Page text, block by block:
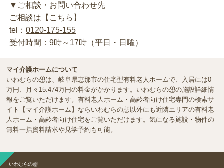
▼ご相談・お問い合わせ先
ご相談は【 こちら 】
tel： 0120-175-155
受付時間：9時～17時（平日・日曜）
マイ介護ホームについて
いわむらの憩は、岐阜県恵那市の住宅型有料老人ホームで、入居には0
万円、月々15.474万円の料金がかかります。いわむらの憩の施設詳細情
報をご覧いただけます。有料老人ホーム・高齢者向け住宅専門の検索サ
イト【マイ介護ホーム】ならいわむらの憩以外にも近隣エリアの有料老
人ホーム・高齢者向け住宅をご覧いただけます。気になる施設・物件の
無料一括資料請求や見学予約も可能。
いわむらの憩